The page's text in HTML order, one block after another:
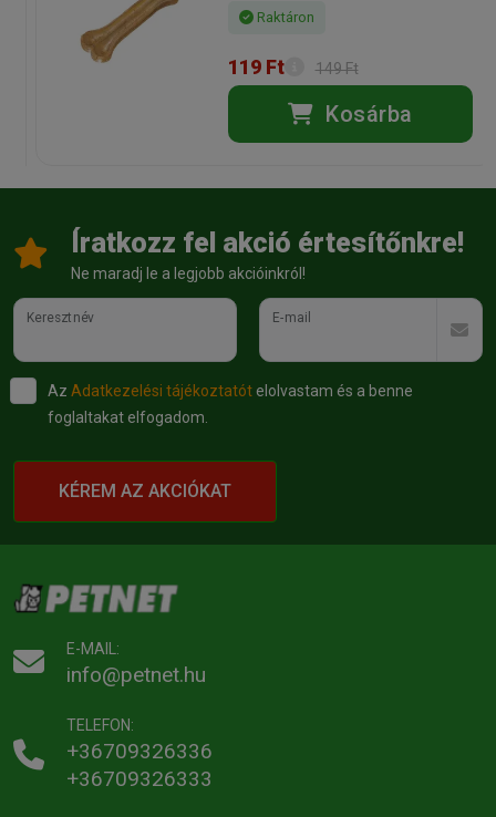
Raktáron
119 Ft 149 Ft
Kosárba
Íratkozz fel akció értesítőnkre!
Ne maradj le a legjobb akcióinkról!
Keresztnév E-mail
Az Adatkezelési tájékoztatót elolvastam és a benne
foglaltakat elfogadom.
KÉREM AZ AKCIÓKAT
E-MAIL:
info@petnet.hu
TELEFON:
+36709326336
+36709326333